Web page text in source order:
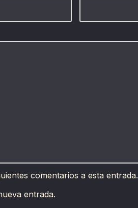
comentarios a esta entrada.
entrada.